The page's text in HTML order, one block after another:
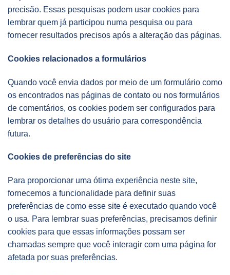
precisão. Essas pesquisas podem usar cookies para
lembrar quem já participou numa pesquisa ou para
fornecer resultados precisos após a alteração das páginas.
Cookies relacionados a formulários
Quando você envia dados por meio de um formulário como
os encontrados nas páginas de contato ou nos formulários
de comentários, os cookies podem ser configurados para
lembrar os detalhes do usuário para correspondência
futura.
Cookies de preferências do site
Para proporcionar uma ótima experiência neste site,
fornecemos a funcionalidade para definir suas
preferências de como esse site é executado quando você
o usa. Para lembrar suas preferências, precisamos definir
cookies para que essas informações possam ser
chamadas sempre que você interagir com uma página for
afetada por suas preferências.